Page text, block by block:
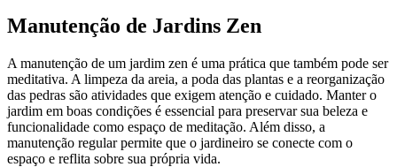
Manutenção de Jardins Zen
A manutenção de um jardim zen é uma prática que também pode ser
meditativa. A limpeza da areia, a poda das plantas e a reorganização
das pedras são atividades que exigem atenção e cuidado. Manter o
jardim em boas condições é essencial para preservar sua beleza e
funcionalidade como espaço de meditação. Além disso, a
manutenção regular permite que o jardineiro se conecte com o
espaço e reflita sobre sua própria vida.